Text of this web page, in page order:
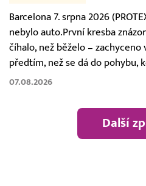
Barcelona 7. srpna 2026
nebylo auto.První kresba
číhalo, než běželo –
předtím, než se dá do pohybu,
07.08.2026
Další